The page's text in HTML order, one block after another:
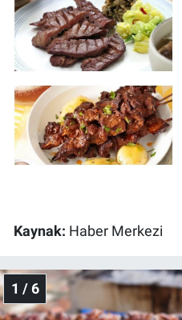
Kaynak: Haber Merkezi
1 / 6
Eğlence
Ekonomi
Forum
Gerçeğin İzinde
Gündem Özel